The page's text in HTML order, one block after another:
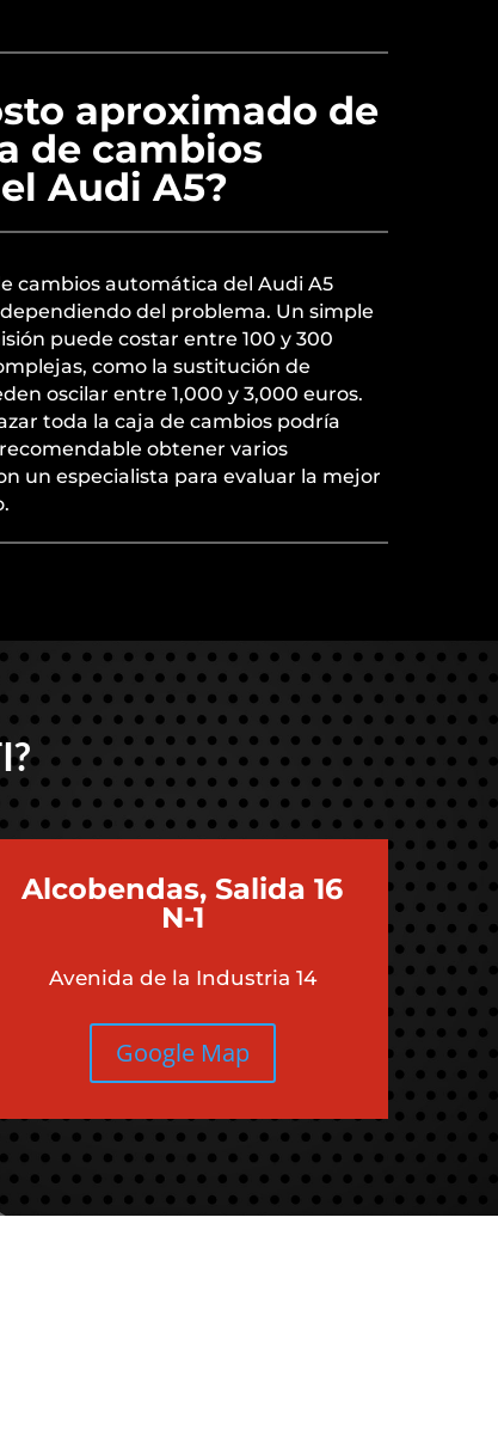
aproximado de
de cambios
Audi A5?
cambios automática del Audi A5
del problema. Un simple
puede costar entre 100 y 300
como la sustitución de
oscilar entre 1,000 y 3,000 euros.
toda la caja de cambios podría
obtener varios
un especialista para evaluar la mejor
Alcobendas, Salida 16
N-1
Avenida de la Industria 14
Google Map